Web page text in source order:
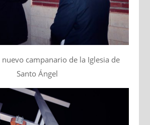
campanario de la Iglesia de
Santo Ángel